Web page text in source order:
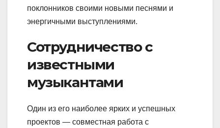
поклонников своими новыми песнями и
энергичными выступлениями.
Сотрудничество с
известными
музыкантами
Один из его наиболее ярких и успешных
проектов — совместная работа с